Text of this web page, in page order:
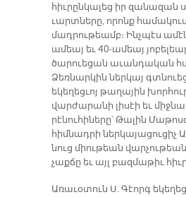
հիւ­րըն­կա­լեց իր զա­նա­զան
ւարտ­նե­րը, ո­րոնք
մադ­րու­թեամբ։ Ինչ­պէս
ա­մեայ եւ 40-ա­մեայ
ծա­րուե­ցան ա­ւան­դա­կան
Ձեռ­նար­կին ներ­կայ
ե­կե­ղեց­ւոյ թա­ղա­յին
վար­ժա­րա­նի լի­սէի եւ
րէ­նու­հի­նե­րը՝ Թալին
հիմ­նադ­րի
նուց միու­թեան
չաք­ճը եւ այլ բազ­մա­թիւ
Ա­ռա­ւօ­տուն Ս. Գէորգ